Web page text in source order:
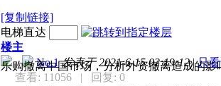
[复制链接]
电梯直达
楼主
No.1 发表于 2021-6-15 02:19:12 | 只
查看: 11056
| 回复: 0
乐购撤离中国市场，分析外资撤离造成的影